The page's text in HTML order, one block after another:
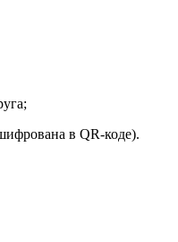
в QR-коде).